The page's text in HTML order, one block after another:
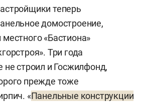
мост и продолжает „везти“
на логистике,
перевозках».
как бренд стали формировать
Сегодня помимо «Транс
следующие структуры:
теперь
домостроение,
«Бастиона»
Три года
не строил и Госжилфонд,
прежде тоже
«Панельные конструкции